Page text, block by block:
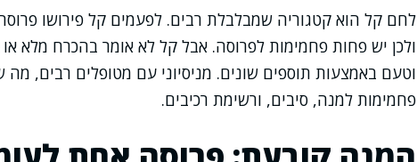
לחם קל הוא קטגוריה שמבלבלת רבים. לפעמים קל פירושו
ולכן יש פחות פחמימות לפרוסה. אבל קל לא אומר בהכרח מלא
וטעם באמצעות תוספים שונים. מניסיוני עם מטופלים רבים,
פחמימות למנה, סיבים, ורשימת רכיבים.